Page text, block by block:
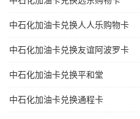
中石化加油卡兑换人人乐购物卡
中石化加油卡兑换友谊阿波罗卡
中石化加油卡兑换平和堂
中石化加油卡兑换通程卡